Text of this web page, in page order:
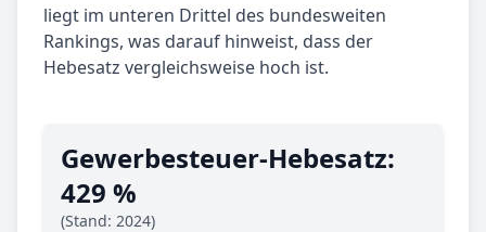
liegt im unteren Drittel des bundesweiten
Rankings, was darauf hinweist, dass der
Hebesatz vergleichsweise hoch ist.
Gewerbe­steuer-Hebe­satz:
429 %
(Stand: 2024)